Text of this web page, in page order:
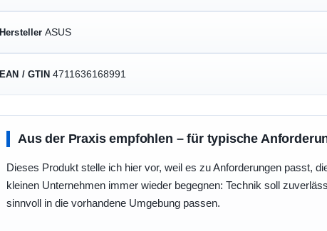
Hersteller ASUS
EAN / GTIN 4711636168991
Aus der Praxis empfohlen – für typische
Dieses Produkt stelle ich hier vor, weil es zu Anforderungen passt,
kleinen Unternehmen immer wieder begegnen: Technik soll
sinnvoll in die vorhandene Umgebung passen.